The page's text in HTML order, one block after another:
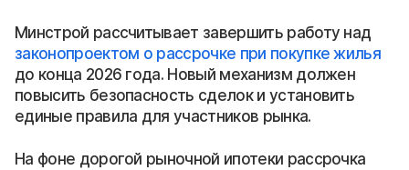
Минстрой рассчитывает завершить работу над
законопроектом о рассрочке при покупке жилья
до конца 2026 года. Новый механизм должен
повысить безопасность сделок и установить
единые правила для участников рынка.
На фоне дорогой рыночной ипотеки рассрочка